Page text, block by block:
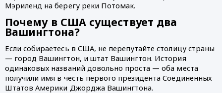
Мэриленд на берегу реки Потомак.
Почему в США существует два
Вашингтона?
Если собираетесь в США, не перепутайте столицу страны
— город Вашингтон, и штат Вашингтон. История
одинаковых названий довольно проста — оба места
получили имя в честь первого президента Соединенных
Штатов Америки Джорджа Вашингтона.